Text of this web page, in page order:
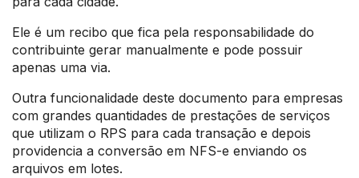
Ele é um recibo que fica pela responsabilidade do
contribuinte gerar manualmente e pode possuir
apenas uma via.
Outra funcionalidade deste documento para empresas
com grandes quantidades de prestações de serviços
que utilizam o RPS para cada transação e depois
providencia a conversão em NFS-e enviando os
arquivos em lotes.